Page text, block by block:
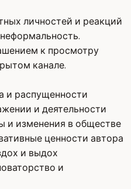
личностей и реакций
к просмотру
канале.
и распущенности
и деятельности
и изменения в обществе
ценности автора
и выдох
и